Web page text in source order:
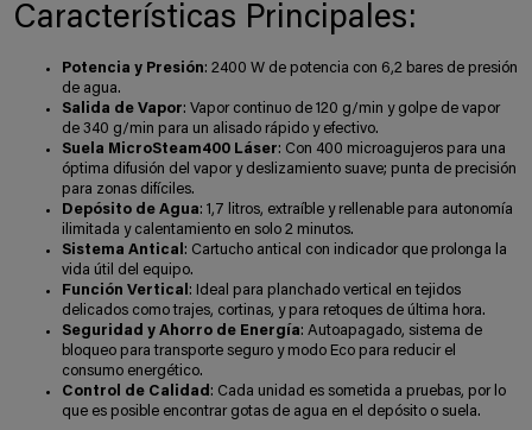
Características Principales:
Potencia y Presión: 2400 W de potencia con 6,2 bares de presión
de agua.
Salida de Vapor: Vapor continuo de 120 g/min y golpe de vapor
de 340 g/min para un alisado rápido y efectivo.
Suela MicroSteam400 Láser: Con 400 microagujeros para una
óptima difusión del vapor y deslizamiento suave; punta de precisión
para zonas difíciles.
Depósito de Agua: 1,7 litros, extraíble y rellenable para autonomía
ilimitada y calentamiento en solo 2 minutos.
Sistema Antical : Cartucho antical con indicador que prolonga la
vida útil del equipo.
Función Vertical : Ideal para planchado vertical en tejidos
delicados como trajes, cortinas, y para retoques de última hora.
Seguridad y Ahorro de Energía: Autoapagado, sistema de
bloqueo para transporte seguro y modo Eco para reducir el
consumo energético.
Control de Calidad : Cada unidad es sometida a pruebas, por lo
que es posible encontrar gotas de agua en el depósito o suela.